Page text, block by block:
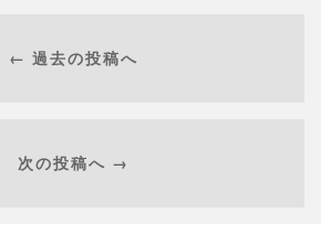
← 過去の投稿へ
次の投稿へ →